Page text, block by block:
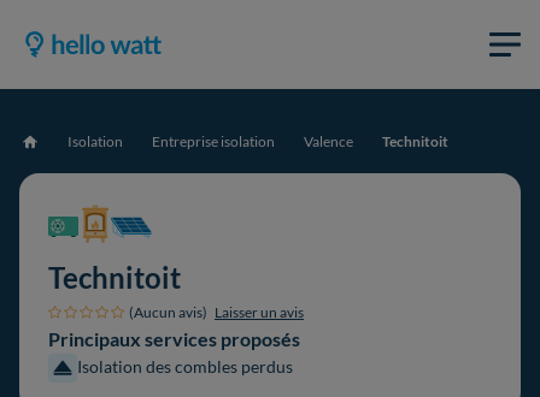
Accueil Isolation Entreprise isolation Valence Technitoit
Technitoit
(Aucun avis) Laisser un avis
Principaux services proposés
Isolation des combles perdus